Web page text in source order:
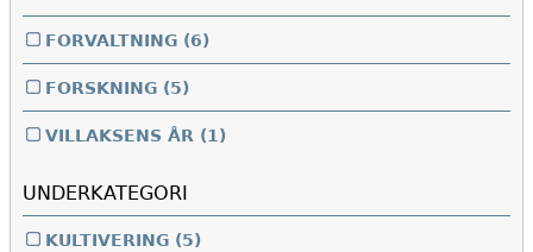
FORVALTNING (6)
FORSKNING (5)
VILLAKSENS ÅR (1)
UNDERKATEGORI
KULTIVERING (5)